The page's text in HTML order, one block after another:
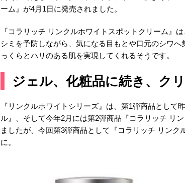
ーム』が4月1日に発売されました。
『コラリッチ リンクルホワイトスポットクリーム』
シミを予防しながら、気になる目もとや口元のシワ
っくらとハリのある肌を実現してくれるそうです。
ジェル、化粧品に続き、ク
『リンクルホワイトシリーズ』は、第1弾商品として
ル』、そして今年2月には第2弾商品『コラリッチ リ
ましたが、今回第3弾商品として『コラリッチ リン
に。